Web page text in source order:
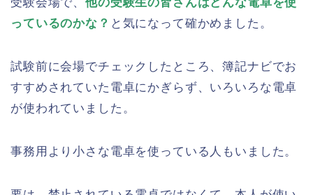
っているのかな？ と気になって確かめました。
試験前に会場でチェックしたところ、簿記ナビでお
すすめされていた電卓にかぎらず、いろいろな電卓
が使われていました。
事務用より小さな電卓を使っている人もいました。